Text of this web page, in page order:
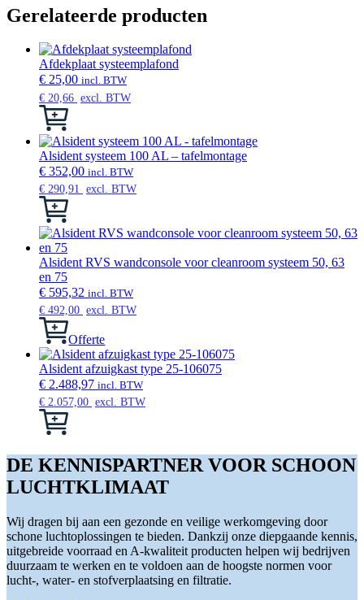
Gerelateerde producten
Afdekplaat systeemplafond
€ 25,00 incl. BTW
€ 20,66 excl. BTW
Dit
heeft
meerdere
variaties.
Deze
optie
gekozen
worden
op
de
productpagina
Alsident systeem 100 AL – tafelmontage
€ 352,00 incl. BTW
€ 290,91 excl. BTW
Dit
heeft
variaties.
optie
kan
gekozen
worden
op
de
productpagina
Alsident RVS wandconsole voor cleanroom systeem 50, 63
en 75
€ 595,32 incl. BTW
€ 492,00 excl. BTW
Offerte
Alsident afzuigkast type 25-106075
€ 2.488,97 incl. BTW
€ 2.057,00 excl. BTW
Dit
meerdere
variaties.
Deze
kan
gekozen
worden
op
de
productpagina
DE KENNISPARTNER VOOR SCHOON
LUCHTKLIMAAT
Wij dragen bij aan een gezonde en veilige werkomgeving door
schone luchtoplossingen te bieden. Dankzij onze diepgaande kennis,
uitgebreide voorraad en A-kwaliteit producten helpen wij bedrijven
duurzaam te werken en te voldoen aan de hoogste normen voor
lucht-, water- en stofverplaatsing en filtratie.